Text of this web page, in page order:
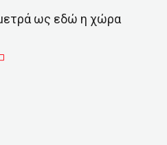
ως εδώ η χώρα